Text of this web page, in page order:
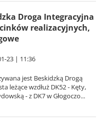
Droga Integracyjna
realizacyjnych,
23 | 11:36
jest Beskidzką Drogą
leżące wzdłuż DK52 - Kęty,
- z DK7 w Głogoczo...